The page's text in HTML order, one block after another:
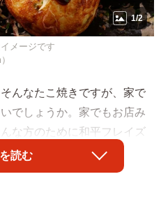
1/2
メージです
んなたこ焼きですが、家で
でしょうか。家でもお店み
な方のために和平フレイズ
）がたこ焼きをま
す。
読む